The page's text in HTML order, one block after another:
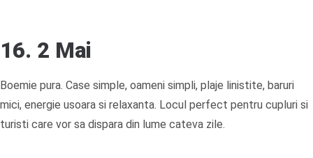
16. 2 Mai
Boemie pura. Case simple, oameni simpli, plaje linistite, baruri
mici, energie usoara si relaxanta. Locul perfect pentru cupluri si
turisti care vor sa dispara din lume cateva zile.